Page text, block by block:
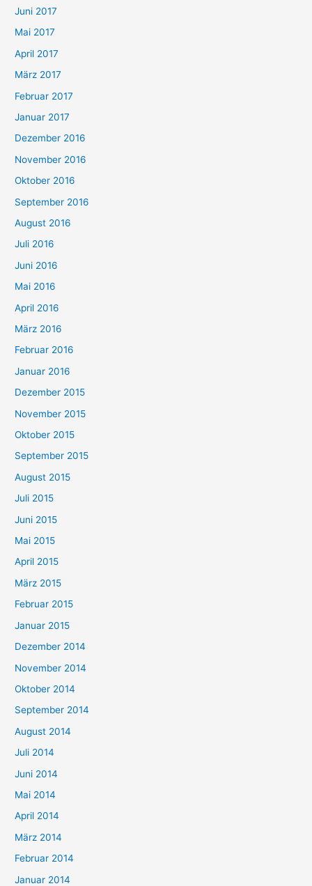
Juni 2017
Mai 2017
April 2017
März 2017
Februar 2017
Januar 2017
Dezember 2016
November 2016
Oktober 2016
September 2016
August 2016
Juli 2016
Juni 2016
Mai 2016
April 2016
März 2016
Februar 2016
Januar 2016
Dezember 2015
November 2015
Oktober 2015
September 2015
August 2015
Juli 2015
Juni 2015
Mai 2015
April 2015
März 2015
Februar 2015
Januar 2015
Dezember 2014
November 2014
Oktober 2014
September 2014
August 2014
Juli 2014
Juni 2014
Mai 2014
April 2014
März 2014
Februar 2014
Januar 2014